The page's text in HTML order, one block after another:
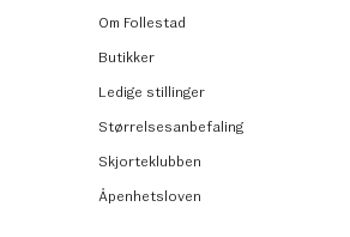
Om Follestad
Butikker
Ledige stillinger
Størrelsesanbefaling
Skjorteklubben
Åpenhetsloven